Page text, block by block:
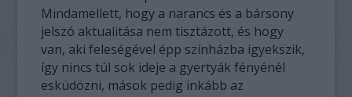
Mindamellett, hogy a narancs és a bársony
jelszó aktualitása nem tisztázott, és hogy
van, aki feleségével épp színházba igyekszik,
így nincs túl sok ideje a gyertyák fényénél
esküdözni, mások pedig inkább az